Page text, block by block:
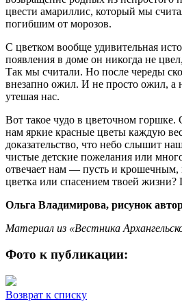
цвести амариллис, который мы
погибшим от морозов.
С цветком вообще удивительная
появления в доме он никогда не
Так мы считали. Но после череды
внезапно ожил. И не просто ожил, а
утешая нас.
Вот такое чудо в цветочном горшке.
нам яркие красные цветы каждую
доказательство, что небо слышит
чистые детские пожелания или
отвечает нам — пусть и
цветка или спасением твоей жизни?
Ольга Владимирова, рисунок
Материал из «Вестника
Фото к публикации:
Возврат к списку